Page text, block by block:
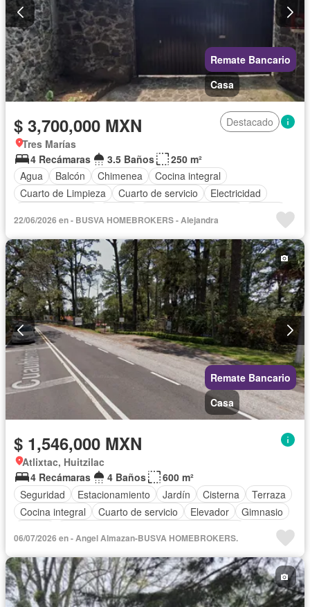
Remate Bancario
Casa
$ 3,700,000 MXN
Destacado
Tres Marías
4 Recámaras
3.5 Baños
250 m²
Agua
Balcón Chimenea
Cocina integral
Cuarto de Limpieza
Cuarto de servicio
Electricidad
Azotea
Sala polivalente
Terraza
Vista panorámica
Zonas verdes
Sin amueblar
22/06/2026 en - BUSVA HOMEBROKERS - Alejandra
Remate Bancario
Casa
$ 1,546,000 MXN
Atlixtac, Huitzilac
4 Recámaras
4 Baños
600 m²
Seguridad
Estacionamiento Jardín Cisterna
Terraza
Cocina integral
Cuarto de servicio Elevador
Gimnasio
Cocina equipada
Zona infantil Sala polivalente
Internet
Bodega
Aire acondicionado Azotea Jacuzzi
Agua
Cuarto de Limpieza
Calefacción Gas natural
Asador
Chimenea
Zonas verdes Despacho
Vista panorámica
06/07/2026 en - Angel Almazan-BUSVA HOMEBROKERS.